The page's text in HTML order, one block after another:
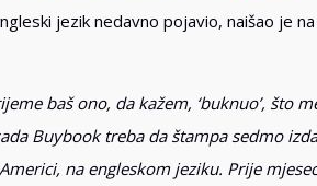
jezik nedavno pojavio, naišao je
baš ono, da kažem, ‘buknuo’, što
Buybook treba da štampa sedmo
na engleskom jeziku. Prije